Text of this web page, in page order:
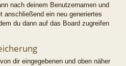
nach deinem Benutzernamen und
anschließend ein neu generiertes
du dann auf das Board zugreifen
dir eingegebenen und oben näher